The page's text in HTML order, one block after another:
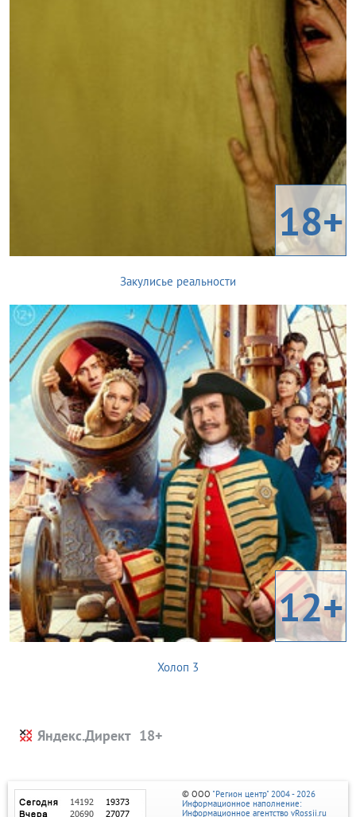
18+
Закулисье реальности
12+
Холоп 3
Яндекс.Директ
© ООО "Регион центр" 2004 - 2026
Информационное наполнение:
Информационное агентство vRossii.ru